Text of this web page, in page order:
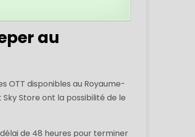
au
OTT disponibles au Royaume-
Store ont la possibilité de le
de 48 heures pour terminer